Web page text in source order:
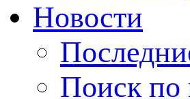
Новости
Поиск по